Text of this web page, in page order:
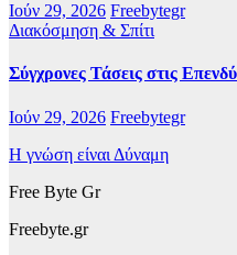
Ιούν 29, 2026 Freebytegr
Διακόσμηση & Σπίτι
Σύγχρονες Τάσεις στις
Ιούν 29, 2026 Freebytegr
Η γνώση είναι Δύναμη
Free Byte Gr
Freebyte.gr